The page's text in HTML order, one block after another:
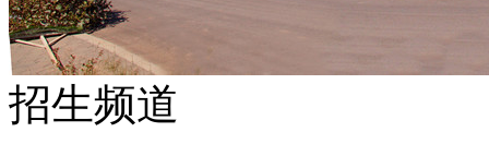
招生频道